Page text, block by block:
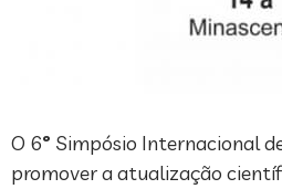
O 6º Simpósio Internacional
promover a atualização